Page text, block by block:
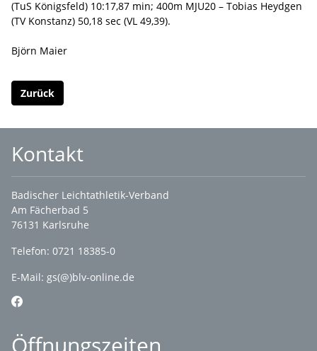
(TuS Königsfeld) 10:17,87 min; 400m MJU20 – Tobias Heydgen
(TV Konstanz) 50,18 sec (VL 49,39).
Björn Maier
Zurück
Kontakt
Badischer Leichtathletik-Verband
Am Fächerbad 5
76131 Karlsruhe
Telefon: 0721 18385-0
E-Mail: gs(@)blv-online.de
Öffnungszeiten